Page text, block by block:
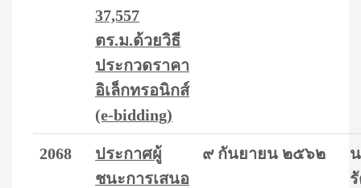
37,557
ตร.ม.ด้วยวิธี
ประกวดราคา
อิเล็กทรอนิกส์
(e-bidding)
2068
ประกาศผู้
ชนะการเสนอ
๙ กันยายน ๒๕๖๒